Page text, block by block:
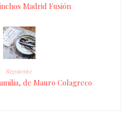
Madrid Fusión
Siguiente
de Mauro Colagreco